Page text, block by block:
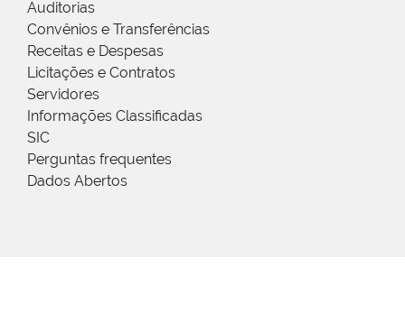
Auditorias
Convênios e Transferências
Receitas e Despesas
Licitações e Contratos
Servidores
Informações Classificadas
SIC
Perguntas frequentes
Dados Abertos